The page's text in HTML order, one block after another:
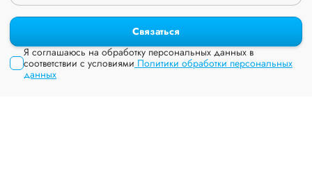
Я соглашаюсь на обработку персональных данных в
соответствии с условиями Политики обработки персональных
данных
Связаться